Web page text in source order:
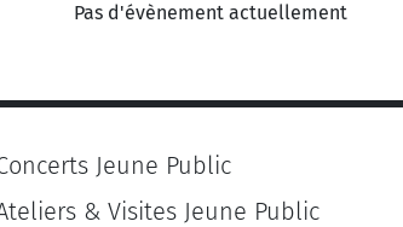
Pas d'évènement actuellement
Jeune Public
& Visites Jeune Public